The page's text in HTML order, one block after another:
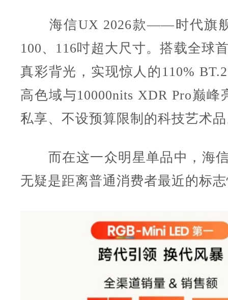
海信UX 2026款——时代旗舰
100、116吋超大尺寸。搭载全球
真彩背光，实现惊人的110%
高色域与10000nits XDR Pro巅峰
私享、不设预算限制的科技艺术
而在这一众明星单品中，海信
无疑是距离普通消费者最近的标